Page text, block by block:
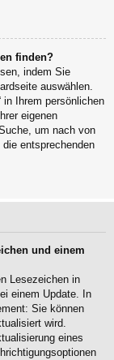
finden?
indem Sie
auswählen.
in Ihrem persönlichen
eigenen
um nach von
entsprechenden
und einem
Lesezeichen in
einem Update. In
Sie können
wird.
eines